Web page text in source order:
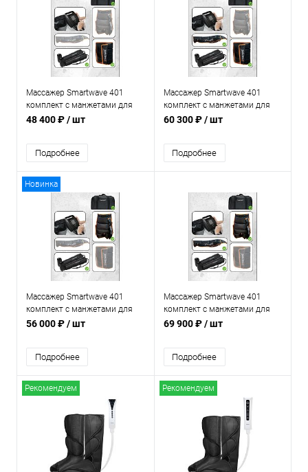
Массажер Smartwave 401
комплект с манжетами для
ног и манжетой для талии
48 400 ₽/ шт
Подробнее
Массажер Smartwave 401
комплект с манжетами для
ног и манжетой для талии и
60 300 ₽/ шт
Подробнее
Новинка
Массажер Smartwave 401
комплект с манжетами для
ног и манжетой-шорты
56 000 ₽/ шт
Подробнее
Массажер Smartwave 401
комплект с манжетами для
ног и манжетой-шорты и
69 900 ₽/ шт
Подробнее
Рекомендуем Рекомендуем